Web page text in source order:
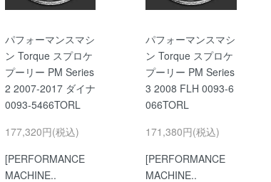
パフォーマンスマシ
ン Torque スプロケ
プーリー PM Series
2 2007-2017 ダイナ
0093-5466TORL
177,320円(税込)
[PERFORMANCE
MACHINE..
パフォーマンスマシ
ン Torque スプロケ
プーリー PM Series
3 2008 FLH 0093-6
066TORL
171,380円(税込)
[PERFORMANCE
MACHINE..